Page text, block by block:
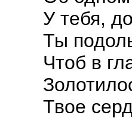
У тебя,
Ты
Чтоб в
Твое